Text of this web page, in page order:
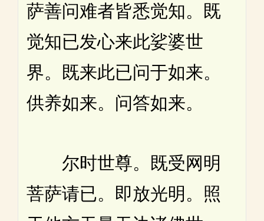
萨善问难者皆悉觉知。既
觉知已发心来此娑婆世
界。既来此已问于如来。
供养如来。问答如来。
尔时世尊。既受网明
菩萨请已。即放光明。照